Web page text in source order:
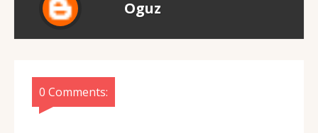
Oguz
0 Comments: